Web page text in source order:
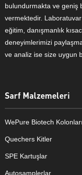
bulundurmakta ve geniş
vermektedir.
eğitim, danışmanlık
deneyimlerimizi
ve analiz ise size uygun
Sarf Malzemeleri
WePure Biotech Kolonları
Quechers Kitler
SPE Kartuşlar
Autosamplerlar